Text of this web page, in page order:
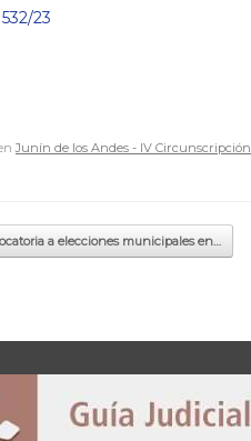
23
Junín de los Andes - IV Circunscripción
de artículos
a elecciones municipales en…